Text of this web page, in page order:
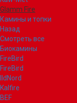
Glamm Fire
Камины и топки
Назад
Смотреть все
Биокамины
FireBird
FireBird
IldNord
Kalfire
BEF